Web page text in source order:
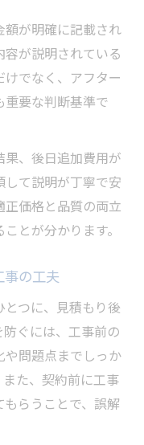
額が明確に記載され
が説明されている
でなく、アフター
要な判断基準で
、後日追加費用が
て説明が丁寧で安
価格と品質の両立
とが分かります。
の工夫
つに、見積もり後
ぐには、工事前の
問題点までしっか
た、契約前に工事
らうことで、誤解